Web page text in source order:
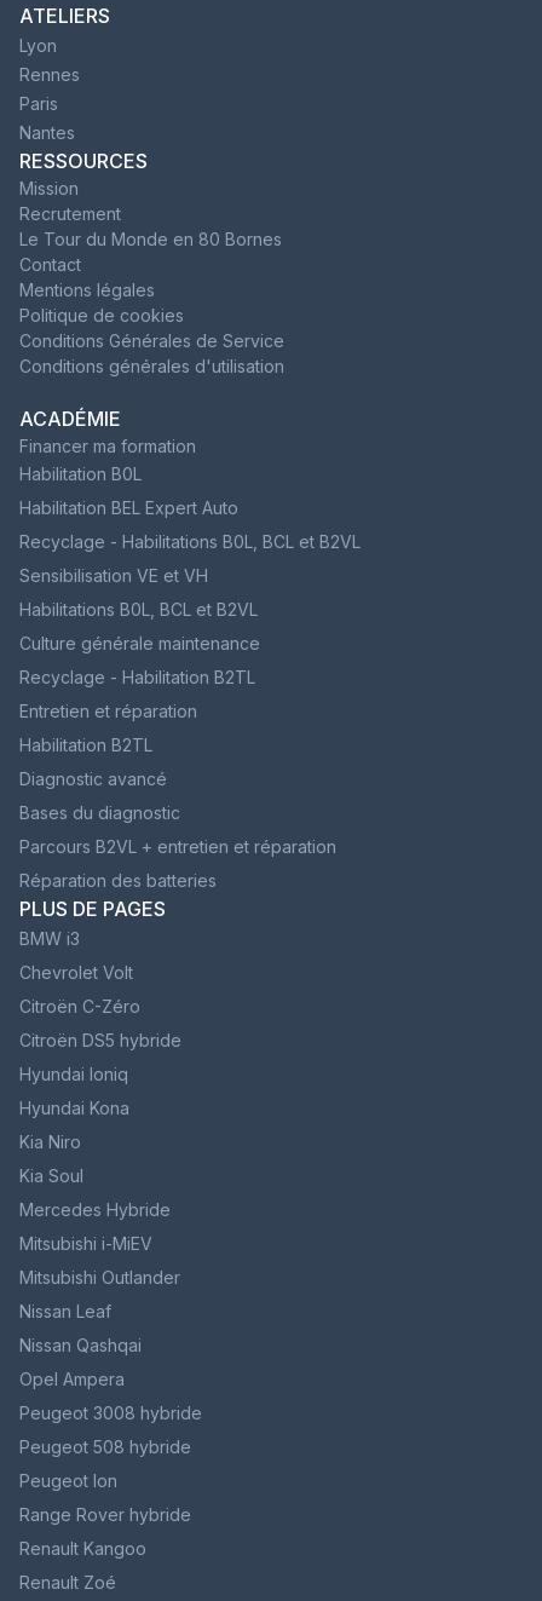
ATELIERS
Lyon
Rennes
Paris
Nantes
RESSOURCES
Mission
Recrutement
Le Tour du Monde en 80 Bornes
Contact
Mentions légales
Politique de cookies
Conditions Générales de Service
Conditions générales d'utilisation
ACADÉMIE
Financer ma formation
Habilitation B0L
Habilitation BEL Expert Auto
Recyclage - Habilitations B0L, BCL et B2VL
Sensibilisation VE et VH
Habilitations B0L, BCL et B2VL
Culture générale maintenance
Recyclage - Habilitation B2TL
Entretien et réparation
Habilitation B2TL
Diagnostic avancé
Bases du diagnostic
Parcours B2VL + entretien et réparation
Réparation des batteries
PLUS DE PAGES
BMW i3
Chevrolet Volt
Citroën C-Zéro
Citroën DS5 hybride
Hyundai Ioniq
Hyundai Kona
Kia Niro
Kia Soul
Mercedes Hybride
Mitsubishi i-MiEV
Mitsubishi Outlander
Nissan Leaf
Nissan Qashqai
Opel Ampera
Peugeot 3008 hybride
Peugeot 508 hybride
Peugeot Ion
Range Rover hybride
Renault Kangoo
Renault Zoé